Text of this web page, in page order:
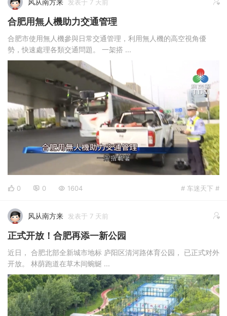
风从南方来 发表于 7 天前
合肥用無人機助力交通管理
合肥市使用無人機參與日常交通管理，利用無人機的高空視角優
勢，快速處理各類交通問題。 一架搭 ...
0 0 1604 # 车迷天下 #
风从南方来 发表于 7 天前
正式开放！合肥再添一新公园
近日， 合肥北部全新城市地标 庐阳区清河路体育公园， 已正式对外
开放。 林荫跑道在草木间蜿蜒 ...